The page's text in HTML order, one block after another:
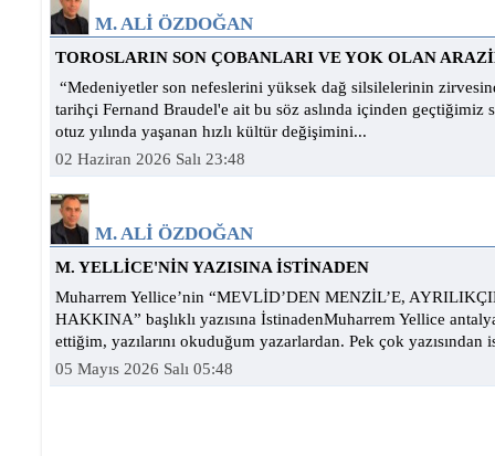
M. ALİ ÖZDOĞAN
TOROSLARIN SON ÇOBANLARI VE YOK OLAN
“Medeniyetler son nefeslerini yüksek dağ silsilelerinin
tarihçi Fernand Braudel'e ait bu söz aslında içinden geçtiğimiz
otuz yılında yaşanan hızlı kültür değişimini...
02 Haziran 2026 Salı 23:48
M. ALİ ÖZDOĞAN
M. YELLİCE'NİN YAZISINA İSTİNADEN
Muharrem Yellice’nin “MEVLİD’DEN MENZİL’E,
HAKKINA” başlıklı yazısına İstinadenMuharrem Yellice
ettiğim, yazılarını okuduğum yazarlardan. Pek çok yazısından
05 Mayıs 2026 Salı 05:48